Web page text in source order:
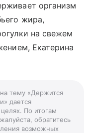
организм
жира,
на свежем
Екатерина
на тему «Держится
дается
По итогам
обратитесь
возможных